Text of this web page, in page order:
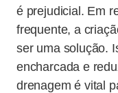
é prejudicial. Em
frequente, a
ser uma solução.
encharcada e
drenagem é vital